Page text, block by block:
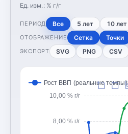
Ед. изм.: % г/г
ПЕРИОД Все 5 лет 10 лет
ОТОБРАЖЕНИЕ Сетка Точки
ЭКСПОРТ SVG PNG CSV
8,00 % г/г
10,00 % г/г
Рост ВВП (реальные темпы)